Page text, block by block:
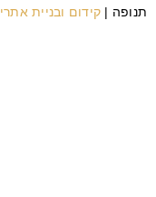
תנופה | קידום ובניית אתרים